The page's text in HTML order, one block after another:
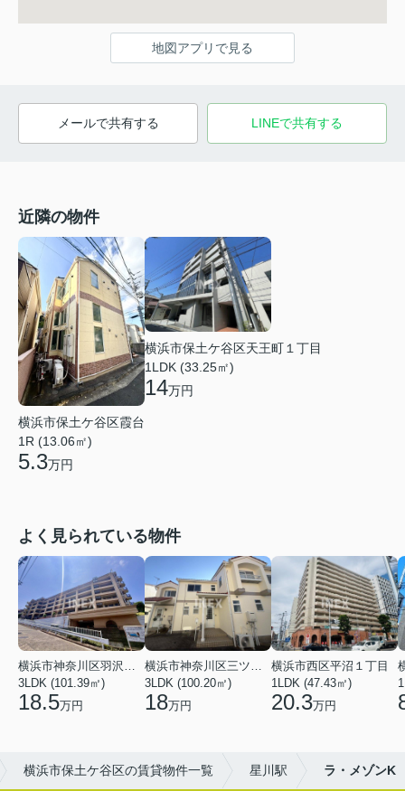
地図アプリで見る
メールで共有する LINEで共有する
近隣の物件
横浜市保土ケ谷区霞台
1R (13.06㎡)
5.3万円
横浜市保土ケ谷区天王町１丁目
1LDK (33.25㎡)
14万円
よく見られている物件
3LDK (101.39㎡)
18.5万円
3LDK (100.20㎡)
18万円
横浜市西区平沼１丁目
1LDK (47.43㎡)
20.3万円
横浜市保土ケ谷区の賃貸物件一覧 星川駅 ラ・メゾンK